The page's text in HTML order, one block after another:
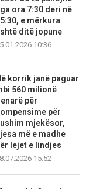
Kurti i ofron
ora 7:30 deri në
e mërkura
ditë jopune
10:36
korrik janë paguar
560 milionë
për
për
mjekësor,
më e madhe
lejet e lindjes
15:52